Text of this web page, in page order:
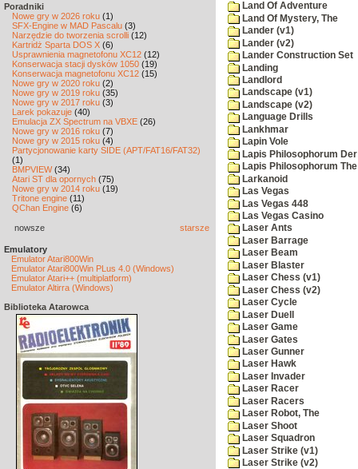
Poradniki
Nowe gry w 2026 roku (1)
SFX-Engine w MAD Pascalu (3)
Narzędzie do tworzenia scrolli (12)
Kartridż Sparta DOS X (6)
Usprawnienia magnetofonu XC12 (12)
Konserwacja stacji dysków 1050 (19)
Konserwacja magnetofonu XC12 (15)
Nowe gry w 2020 roku (2)
Nowe gry w 2019 roku (35)
Nowe gry w 2017 roku (3)
Larek pokazuje (40)
Emulacja ZX Spectrum na VBXE (26)
Nowe gry w 2016 roku (7)
Nowe gry w 2015 roku (4)
Partycjonowanie karty SIDE (APT/FAT16/FAT32)
(1)
BMPVIEW(34)
Atari ST dla opornych (75)
Nowe gry w 2014 roku (19)
Tritone engine (11)
QChan Engine (6)
nowsze starsze
Emulatory
Emulator Atari800Win
Emulator Atari800Win PLus 4.0 (Windows)
Emulator Atari++ (multiplatform)
Emulator Altirra (Windows)
Biblioteka Atarowca
Land Of Adventure
Land Of Mystery, The
Lander (v1)
Lander (v2)
Lander Construction Set
Landing
Landlord
Landscape (v1)
Landscape (v2)
Language Drills
Lankhmar
Lapin Vole
Lapis Philosophorum
Lapis Philosophorum
Larkanoid
Las Vegas
Las Vegas 448
Las Vegas Casino
Laser Ants
Laser Barrage
Laser Beam
Laser Blaster
Laser Chess (v1)
Laser Chess (v2)
Laser Cycle
Laser Duell
Laser Game
Laser Gates
Laser Gunner
Laser Hawk
Laser Invader
Laser Racer
Laser Racers
Laser Robot, The
Laser Shoot
Laser Squadron
Laser Strike (v1)
Laser Strike (v2)